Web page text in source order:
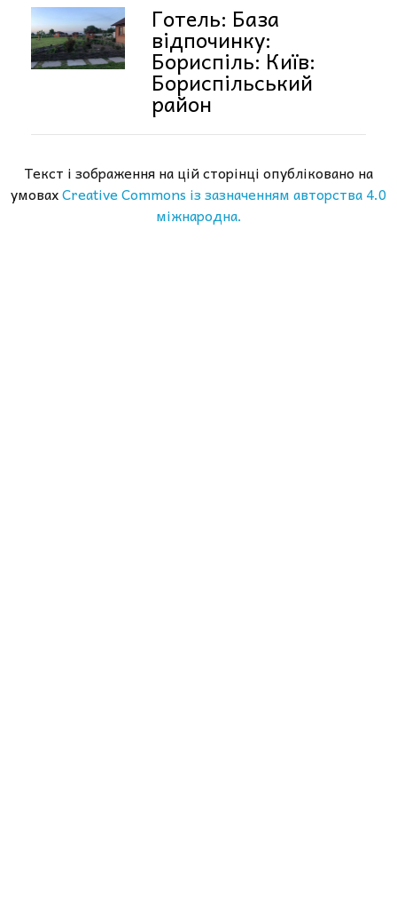
Готель: База
відпочинку:
Бориспіль: Київ:
Бориспільський
район
Текст і зображення на цій сторінці опубліковано на
умовахCreative Commons із зазначенням авторства 4.0
міжнародна.